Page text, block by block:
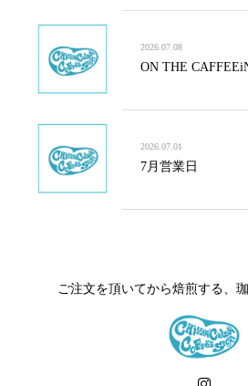
2026.07.08
ON THE
2026.07.01
7月営業日
ご注文を頂いてから焙煎する、